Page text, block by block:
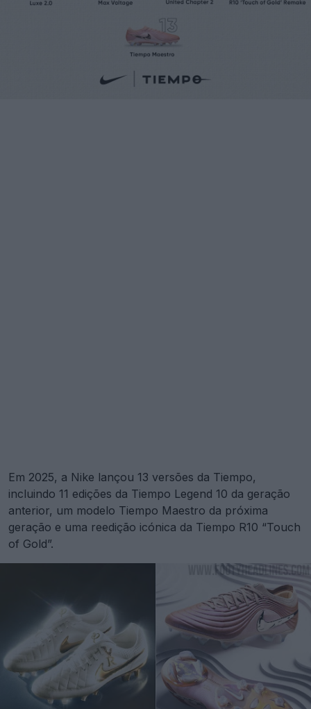
Em 2025, a Nike lançou 13 versões da Tiempo,
incluindo 11 edições da Tiempo Legend 10 da geração
anterior, um modelo Tiempo Maestro da próxima
geração e uma reedição icónica da Tiempo R10 “Touch
of Gold”.